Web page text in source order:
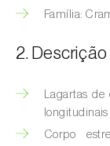
Afídeo-do-
Afídeo-
Afídeo-
lanigerum
Família:
2.
Lagartas de
Corpo